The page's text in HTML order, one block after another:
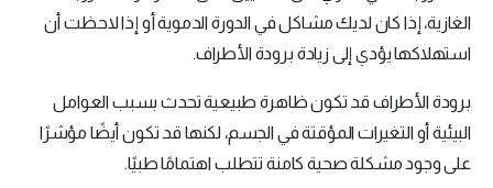
الغازية، إذا كان لديك مشاكل في الدورة الدموية أو إذا لاحظت أن
استهلاكها يؤدي إلى زيادة برودة الأطراف.
برودة الأطراف قد تكون ظاهرة طبيعية تحدث بسبب العوامل
البيئية أو التغيرات المؤقتة في الجسم، لكنها قد تكون أيضًا مؤشرًا
على وجود مشكلة صحية كامنة تتطلب اهتمامًا طبيًا.